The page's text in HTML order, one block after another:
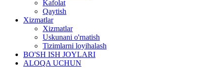
Kafolat
Qaytish
Xizmatlar
Xizmatlar
Uskunani o'rnatish
Tizimlarni loyihalash
BO'SH ISH JOYLARI
ALOQA UCHUN